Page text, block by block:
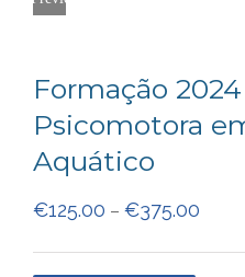
Formação
Psicomotora
Aquático
€125.00 – €375.00